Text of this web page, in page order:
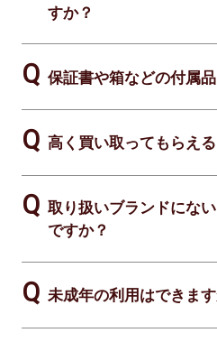
すか？
保証書や箱などの付属
高く買い取ってもらえ
取り扱いブランドにな
ですか？
未成年の利用はできます